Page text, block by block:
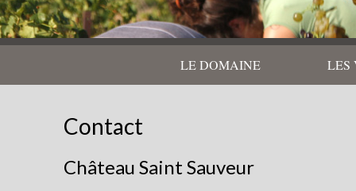
LE DOMAINE LES
Contact
Château Saint Sauveur